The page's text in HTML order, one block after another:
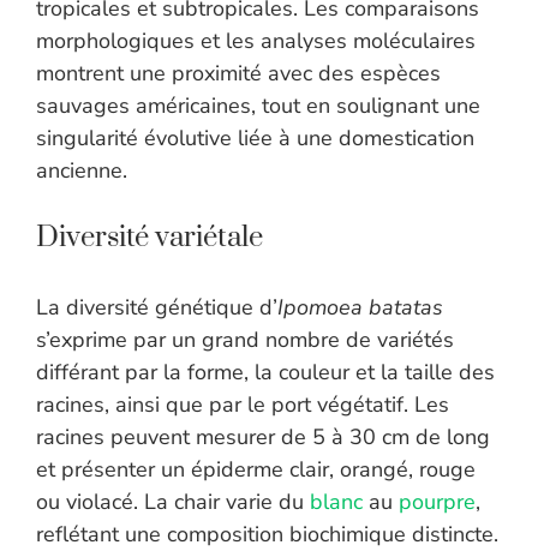
tropicales et subtropicales. Les comparaisons
morphologiques et les analyses moléculaires
montrent une proximité avec des espèces
sauvages américaines, tout en soulignant une
singularité évolutive liée à une domestication
ancienne.
Diversité variétale
La diversité génétique d’Ipomoea batatas
s’exprime par un grand nombre de variétés
différant par la forme, la couleur et la taille des
racines, ainsi que par le port végétatif. Les
racines peuvent mesurer de 5 à 30 cm de long
et présenter un épiderme clair, orangé, rouge
ou violacé. La chair varie du blanc au pourpre,
reflétant une composition biochimique distincte.